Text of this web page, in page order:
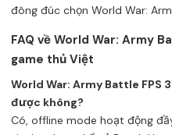
đông đúc chọn World War:
FAQ về World War: Army
game thủ Việt
World War: Army Battle FPS
được không?
Có, offline mode hoạt động